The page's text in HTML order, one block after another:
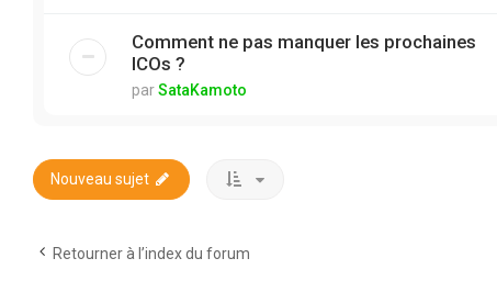
Comment ne pas manquer les prochaines
ICOs ?
parSataKamoto
Nouveau sujet
Retourner à l’index du forum